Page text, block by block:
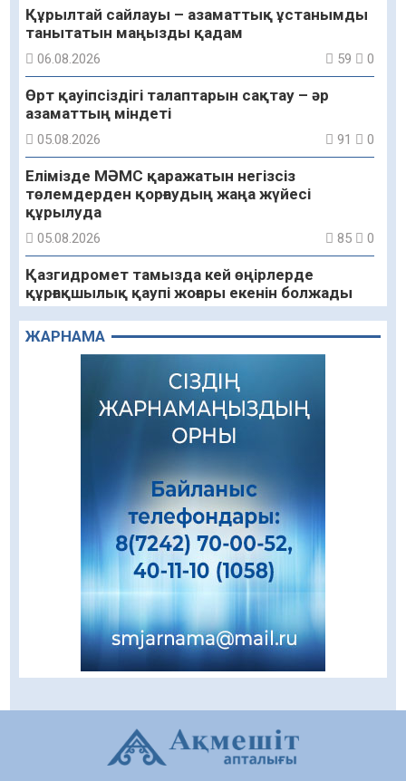
Құрылтай сайлауы – азаматтық ұстанымды
танытатын маңызды қадам
06.08.2026 59 0
Өрт қауіпсіздігі талаптарын сақтау – әр
азаматтың міндеті
05.08.2026 91 0
Елімізде МӘМС қаражатын негізсіз
төлемдерден қорғаудың жаңа жүйесі
құрылуда
05.08.2026 85 0
Қазгидромет тамызда кей өңірлерде
құрғақшылық қаупі жоғары екенін болжады
05.08.2026 77 0
Алғашқы цифрлық жасанды интеллект
құралдарының таныстырылымы өтті
05.08.2026
«Қайрат» Чемпиондар лигасының іріктеуінде
«Левскиге» есе жіберді
«Ұлттық нақыш – заманауи панно» атты
шеберлік сағаты өтті
05.08.2026
Цифрландыру саласын дамыту аясында
салынатын жаңа орталықтың жобасы
талқыланды
05.08.2026
алу жөніндегі комитеттің Қызылорда
облысы бойынша департаментінің басшысы
тағайындалды
ЖАРНАМА